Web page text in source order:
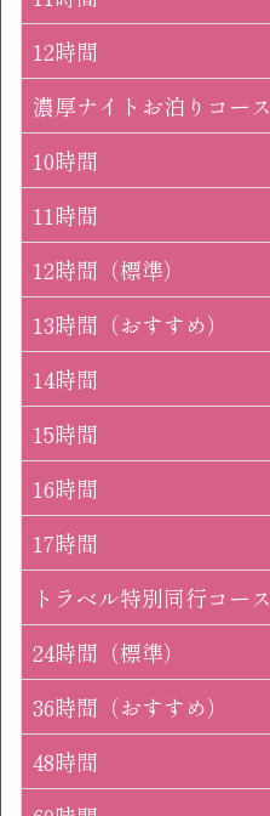
12時間
濃厚ナイトお泊りコース
10時間
11時間
12時間（標準）
13時間（おすすめ）
14時間
15時間
16時間
17時間
トラベル特別同行コース
24時間（標準）
36時間（おすすめ）
48時間